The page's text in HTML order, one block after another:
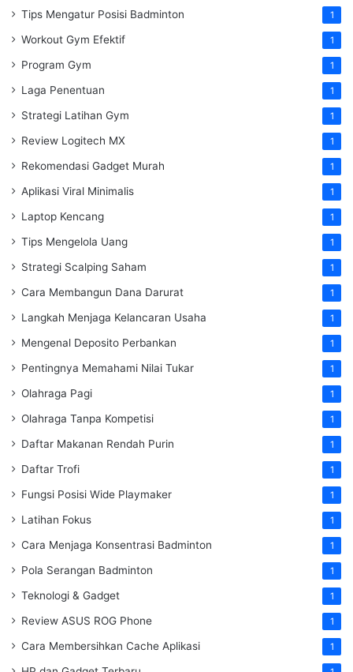
Tips Mengatur Posisi Badminton 1
Workout Gym Efektif 1
Program Gym 1
Laga Penentuan 1
Strategi Latihan Gym 1
Review Logitech MX 1
Rekomendasi Gadget Murah 1
Aplikasi Viral Minimalis 1
Laptop Kencang 1
Tips Mengelola Uang 1
Strategi Scalping Saham 1
Cara Membangun Dana Darurat 1
Langkah Menjaga Kelancaran Usaha 1
Mengenal Deposito Perbankan 1
Pentingnya Memahami Nilai Tukar 1
Olahraga Pagi 1
Olahraga Tanpa Kompetisi 1
Daftar Makanan Rendah Purin 1
Daftar Trofi 1
Fungsi Posisi Wide Playmaker 1
Latihan Fokus 1
Cara Menjaga Konsentrasi Badminton 1
Pola Serangan Badminton 1
Teknologi & Gadget 1
Review ASUS ROG Phone 1
Cara Membersihkan Cache Aplikasi 1